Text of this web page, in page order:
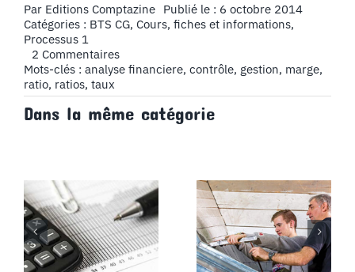
Par Editions Comptazine Publié le : 6 octobre 2014
Catégories : BTS CG, Cours, fiches et informations,
Processus 1
2 Commentaireson
Chapitre
:
L’analyse
1
Les
ratios
de
gestion
Mots-clés : analyse financiere, contrôle, gestion, marge,
ratio, ratios, taux
Dans la même catégorie
Les soldes
intermédiaires
de gestion
Déroulement
d’un stage